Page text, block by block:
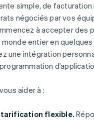
simple, de facturation
négociés par vos
à accepter des
entier en
une intégration
aider à :
tarification flexible.